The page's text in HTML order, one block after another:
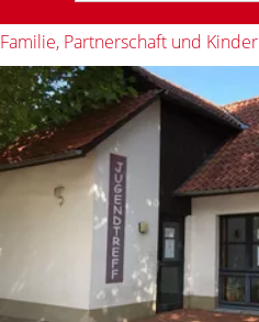
Familie, Partnerschaft und Kinder